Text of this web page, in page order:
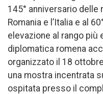
145° anniversario delle
Romania e l’Italia e al
elevazione al rango più
diplomatica romena
organizzato il 18
una mostra incentrata
ospitata presso il